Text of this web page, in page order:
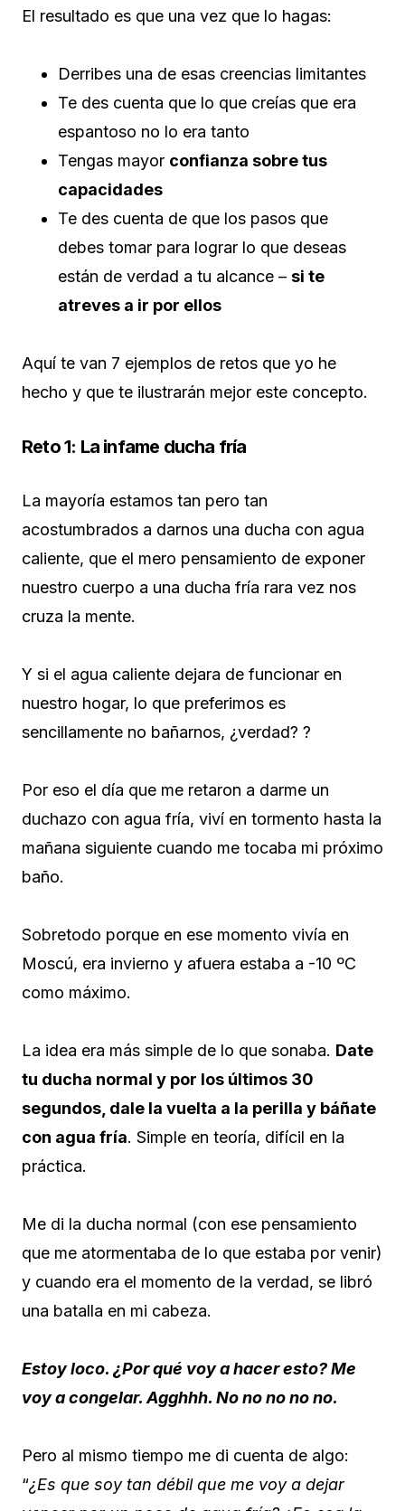
El resultado es que una vez que lo hagas:
Derribes una de esas creencias limitantes
Te des cuenta que lo que creías que era
espantoso no lo era tanto
Tengas mayor confianza sobre tus
capacidades
Te des cuenta de que los pasos que
debes tomar para lograr lo que deseas
están de verdad a tu alcance – si te
atreves a ir por ellos
Aquí te van 7 ejemplos de retos que yo he
hecho y que te ilustrarán mejor este concepto.
Reto 1: La infame ducha fría
La mayoría estamos tan pero tan
acostumbrados a darnos una ducha con agua
caliente, que el mero pensamiento de exponer
nuestro cuerpo a una ducha fría rara vez nos
cruza la mente.
Y si el agua caliente dejara de funcionar en
nuestro hogar, lo que preferimos es
sencillamente no bañarnos, ¿verdad? ?
Por eso el día que me retaron a darme un
duchazo con agua fría, viví en tormento hasta la
mañana siguiente cuando me tocaba mi próximo
baño.
Sobretodo porque en ese momento vivía en
Moscú, era invierno y afuera estaba a -10 ºC
como máximo.
La idea era más simple de lo que sonaba. Date
tu ducha normal y por los últimos 30
segundos, dale la vuelta a la perilla y báñate
con agua fría. Simple en teoría, difícil en la
práctica.
Me di la ducha normal (con ese pensamiento
que me atormentaba de lo que estaba por venir)
y cuando era el momento de la verdad, se libró
una batalla en mi cabeza.
Estoy loco. ¿Por qué voy a hacer esto? Me
voy a congelar. Agghhh. No no no no no.
Pero al mismo tiempo me di cuenta de algo:
“¿Es que soy tan débil que me voy a dejar